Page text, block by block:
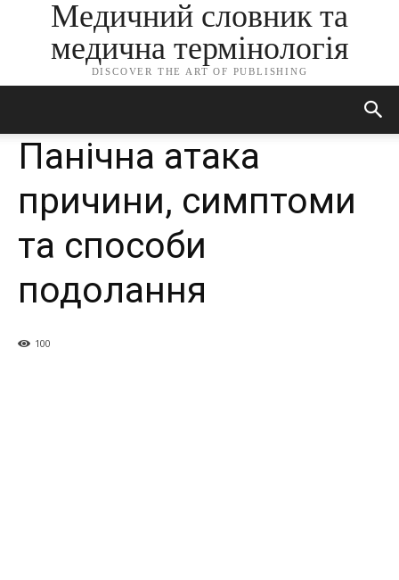
Медичний словник та
медична термінологія
DISCOVER THE ART OF PUBLISHING
Панічна атака
причини, симптоми
та способи
подолання
100